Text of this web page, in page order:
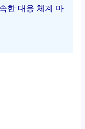
한 대응 체계 마